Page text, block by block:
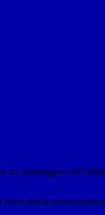
un messaggio
della password